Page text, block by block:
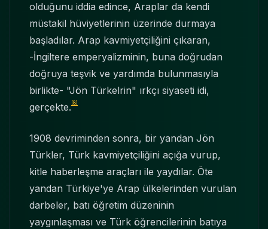
olduğunu iddia edince, Araplar da kendi
müstakil hüviyetlerinin üzerinde durmaya
başladılar. Arap kavmiyetçiliğini çıkaran,
-İngiltere emperyalizminin, buna doğrudan
doğruya teşvik ve yardımda bulunmasıyla
birlikte- "Jön Türkelrin" ırkçı siyaseti idi,
gerçekte. [8]
1908 devriminden sonra, bir yandan Jön
Türkler, Türk kavmiyetçiliğini açığa vurup,
kitle haberleşme araçları ile yaydılar. Öte
yandan Türkiye'ye Arap ülkelerinden vurulan
darbeler, batı öğretim düzeninin
yaygınlaşması ve Türk öğrencilerinin batıya